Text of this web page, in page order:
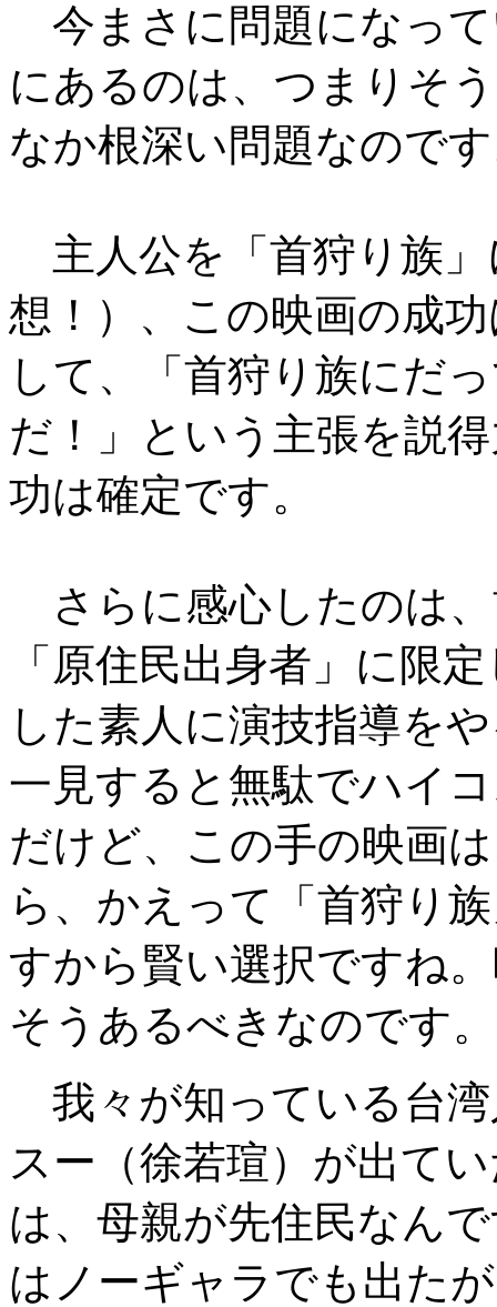
今まさに問題になっ
にあるのは、つまりそ
なか根深い問題なので
主人公を「首狩り族」
想！）、この映画の成
して、「首狩り族にだ
だ！」という主張を説
功は確定です。
さらに感心したのは
「原住民出身者」に限
した素人に演技指導を
一見すると無駄でハイ
だけど、この手の映画
ら、かえって「首狩り
すから賢い選択ですね
そうあるべきなのです。
我々が知っている台
スー（徐若瑄）が出て
は、母親が先住民なん
はノーギャラでも出た